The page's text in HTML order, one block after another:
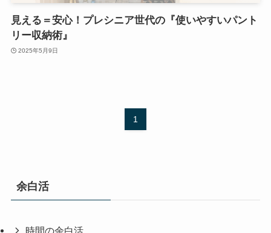
見える＝安心！プレシニア世代の『使いやすいパント
リー収納術』
2025年5月9日
1
余白活
時間の余白活